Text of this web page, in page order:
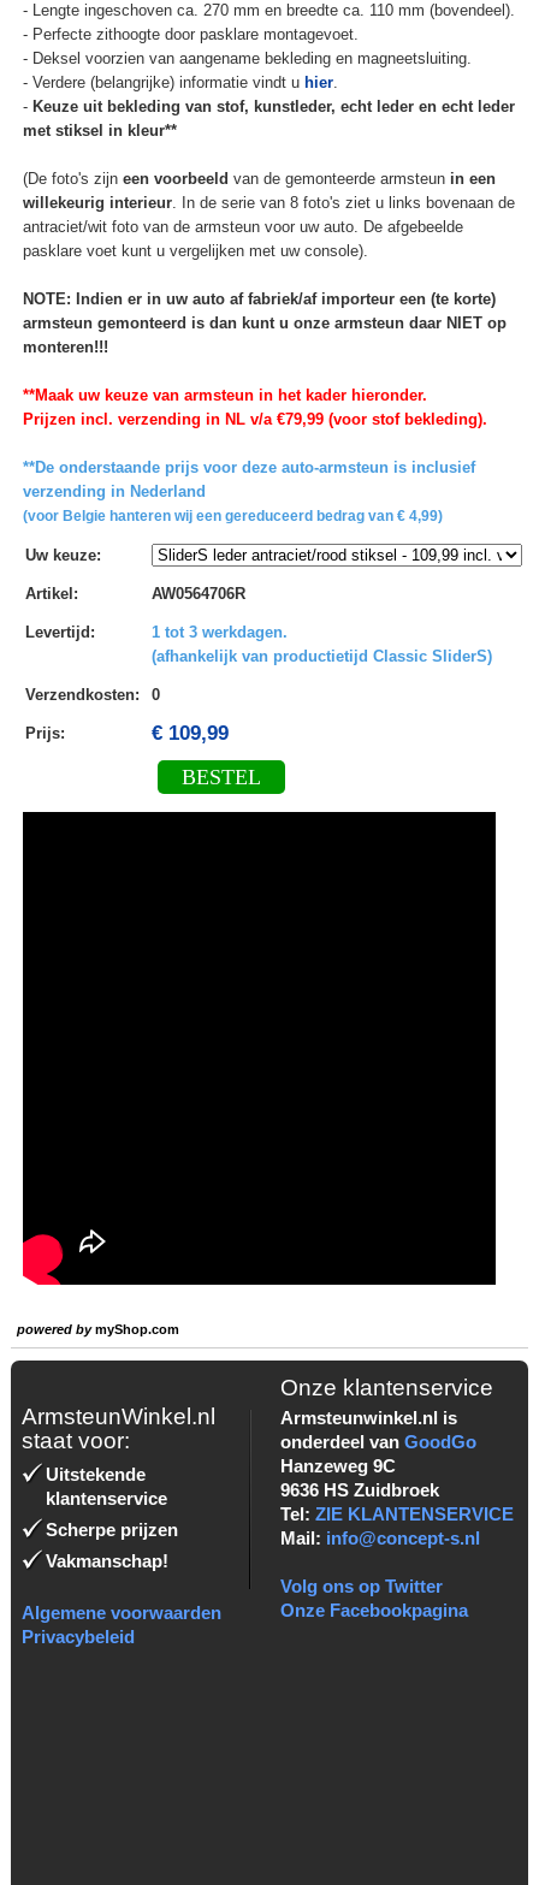
- Lengte ingeschoven ca. 270 mm en breedte ca. 110 mm (bovendeel).
- Perfecte zithoogte door pasklare montagevoet.
- Deksel voorzien van aangename bekleding en magneetsluiting.
- Verdere (belangrijke) informatie vindt u hier.
- Keuze uit bekleding van stof, kunstleder, echt leder en echt leder
met stiksel in kleur**
(De foto's zijn een voorbeeld van de gemonteerde armsteun in een
willekeurig interieur. In de serie van 8 foto's ziet u links bovenaan de
antraciet/wit foto van de armsteun voor uw auto. De afgebeelde
pasklare voet kunt u vergelijken met uw console).
NOTE: Indien er in uw auto af fabriek/af importeur een (te korte)
armsteun gemonteerd is dan kunt u onze armsteun daar NIET op
monteren!!!
**Maak uw keuze van armsteun in het kader hieronder.
Prijzen incl. verzending in NL v/a €79,99 (voor stof bekleding).
**De onderstaande prijs voor deze auto-armsteun is inclusief
verzending in Nederland
(voor Belgie hanteren wij een gereduceerd bedrag van € 4,99)
Uw keuze:
Artikel : AW0564706R
Levertijd :
1 tot 3 werkdagen.
(afhankelijk van productietijd Classic SliderS)
Verzendkosten: 0
Prijs: € 109,99
BESTEL
powered bymyShop.com
ArmsteunWinkel.nl
staat voor:
Uitstekende
klantenservice
Scherpe prijzen
Vakmanschap!
Algemene voorwaarden
Privacybeleid
Onze klantenservice
Armsteunwinkel.nl is
onderdeel van GoodGo
Hanzeweg 9C
9636 HS Zuidbroek
Tel: ZIE KLANTENSERVICE
Mail: info@concept-s.nl
Volg ons op Twitter
Onze Facebookpagina